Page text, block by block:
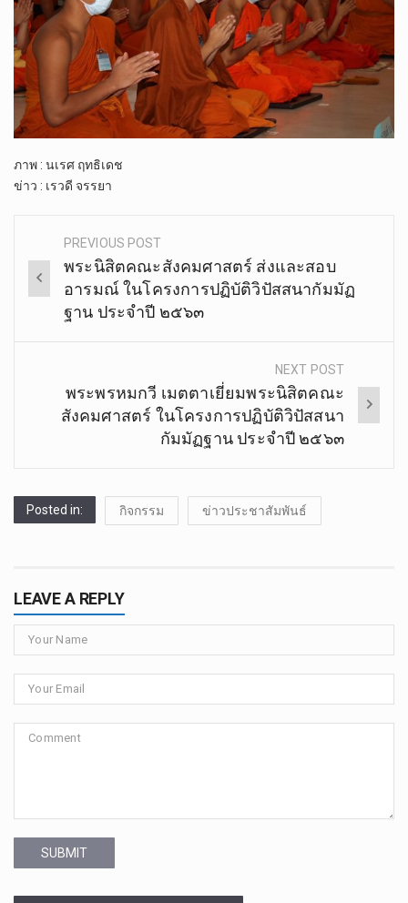
ภาพ​ : นเรศ​ ฤ​ทธิ​เดช
ข่าว​ : เรวดี​ จรรยา
Post
navigation
PREVIOUS POST
พระนิสิต​คณะ​สังคม​ศาสตร์​ ส่งและสอบ
อารมณ์​ ในโครงการ​ปฏิบัติ​วิปัสสนา​กัมมัฏ
ฐาน ประจำปี​ ๒๕​๖​๓​
NEXT POST
พระพรหมกวี เมตตาเยี่ยมพระนิสิต​คณะ​
สังคม​ศาสตร์​ ใน​โครงการ​ปฏิบัติ​วิปัสสนา​
กัมมัฏฐาน ประจำปี ๒๕๖๓​
Posted in: กิจกรรม ข่าวประชาสัมพันธ์
LEAVE A REPLY
SUBMIT